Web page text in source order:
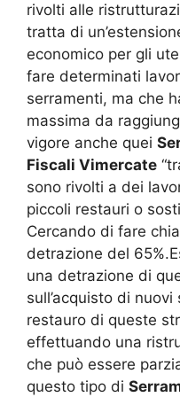
rivolti alle
tratta di
economico per gli
fare determinati
serramenti, ma che
massima da
vigore anche quei
Fiscali Vimercate
sono rivolti a dei
piccoli restauri o
Cercando di fare
detrazione del
una detrazione di
sull’acquisto di
restauro di queste
effettuando una
che può essere
questo tipo di